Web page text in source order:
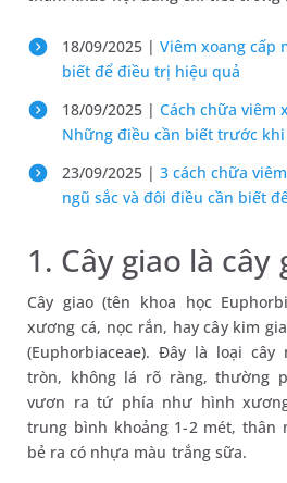
18/09/2025 | Viêm xoang cấp
biết để điều trị hiệu quả
18/09/2025 | Cách chữa viêm
Những điều cần biết trước
23/09/2025 | 3 cách chữa
ngũ sắc và đôi điều cần biết
1. Cây giao là cây
Cây giao (tên khoa học
xương cá, nọc rắn, hay cây kim
(Euphorbiaceae). Đây là loại
tròn, không lá rõ ràng, thường
vươn ra tứ phía như hình
trung bình khoảng 1-2 mét, thân
bẻ ra có nhựa màu trắng sữa.